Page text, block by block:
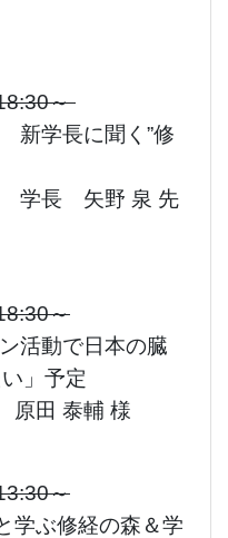
～
新学長に聞く”修
長 矢野 泉 先
～
活動で日本の臓
」予定
田 泰輔 様
～
学ぶ修経の森＆学